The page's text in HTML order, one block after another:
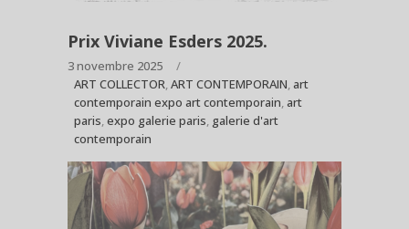
Prix Viviane Esders 2025.
3 novembre 2025
ART COLLECTOR,ART CONTEMPORAIN, art
contemporain expo art contemporain, art
paris,expo galerie paris, galerie d'art
contemporain